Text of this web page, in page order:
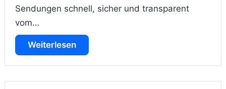
Sendungen schnell, sicher und transparent
vom…
Weiterlesen